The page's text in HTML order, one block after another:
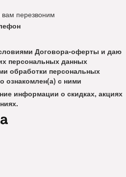
перезвоним
Договора-оферты и даю
персональных данных
обработки персональных
ознакомлен(а) с ними
информации о скидках, акциях